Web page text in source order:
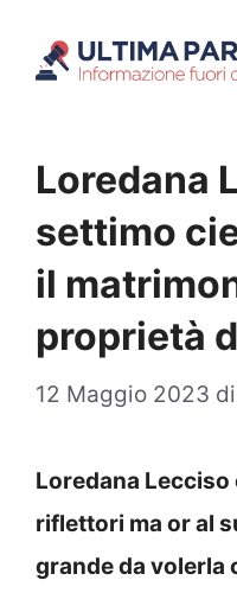
Loredana
settimo
il
proprietà
12 Maggio 2023 di
Loredana Lecciso
riflettori ma or al
grande da volerla